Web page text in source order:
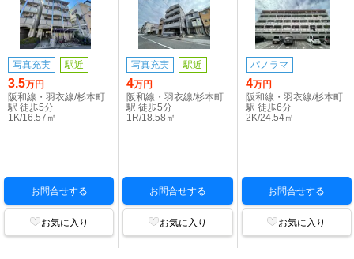
写真充実 駅近
3.5万円
阪和線・羽衣線/杉本町
駅 徒歩5分
1K/16.57㎡
お問合せする
お気に入り
写真充実 駅近
4万円
阪和線・羽衣線/杉本町
駅 徒歩5分
1R/18.58㎡
お問合せする
お気に入り
パノラマ
4万円
阪和線・羽衣線/杉本町
駅 徒歩6分
2K/24.54㎡
お問合せする
お気に入り